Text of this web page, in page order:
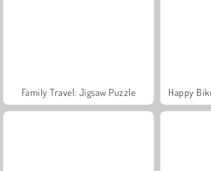
Family Travel: Jigsaw Puzzle Happy